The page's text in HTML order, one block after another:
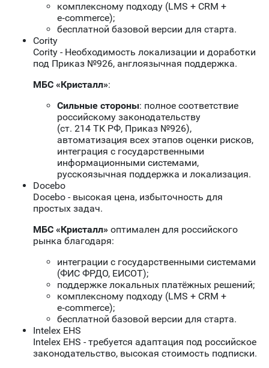
комплексному подходу (LMS + CRM +
e‑commerce);
бесплатной базовой версии для старта.
Cority
Cority - Необходимость локализации и доработки
под Приказ №926, англоязычная поддержка.
МБС «Кристалл»:
Сильные стороны: полное соответствие
российскому законодательству
(ст. 214 ТК РФ, Приказ №926),
автоматизация всех этапов оценки рисков,
интеграция с государственными
информационными системами,
русскоязычная поддержка и локализация.
Docebo
Docebo - высокая цена, избыточность для
простых задач.
МБС «Кристалл» оптимален для российского
рынка благодаря:
интеграции с государственными системами
(ФИС ФРДО, ЕИСОТ);
поддержке локальных платёжных решений;
комплексному подходу (LMS + CRM +
e‑commerce);
бесплатной базовой версии для старта.
Intelex EHS
Intelex EHS - требуется адаптация под российское
законодательство, высокая стоимость подписки.